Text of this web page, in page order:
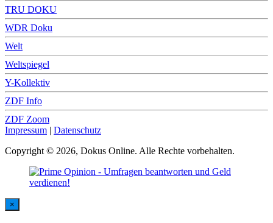
TRU DOKU
WDR Doku
Welt
Weltspiegel
Y-Kollektiv
ZDF Info
ZDF Zoom
Impressum | Datenschutz
Copyright © 2026, Dokus Online. Alle Rechte vorbehalten.
×